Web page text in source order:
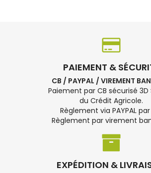
PAIEMENT &
CB / PAYPAL / VIREMENT
Paiement par CB sécurisé 3D
du Crédit Agricole.
Règlement via PAYPAL par
Règlement par virement
EXPÉDITION &